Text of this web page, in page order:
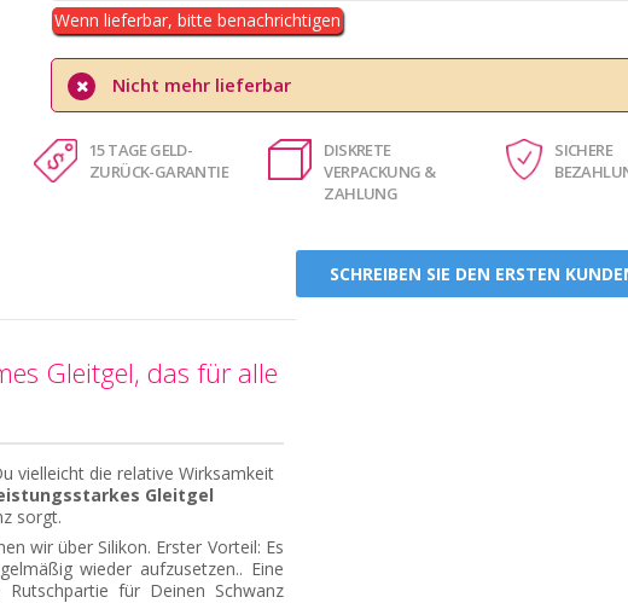
Wenn lieferbar, bitte benachrichtigen
Nicht mehr lieferbar
15 TAGE GELD-
ZURÜCK-GARANTIE
DISKRETE
VERPACKUNG &
ZAHLUNG
SICHERE
Gleitgel, das für alle
vielleicht die relative Wirksamkeit
Gleitgel
sorgt.
wir über Silikon. Erster Vorteil: Es
wieder aufzusetzen.. Eine
für Deinen Schwanz
SCHREIBEN SIE DEN ERSTEN